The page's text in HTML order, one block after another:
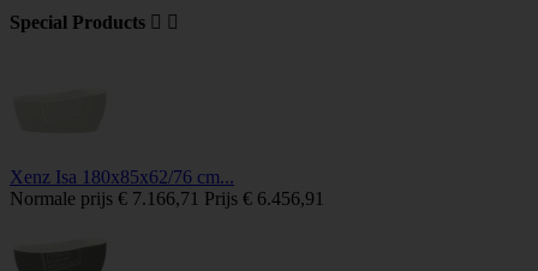
Special Products  
Xenz Isa 180x85x62/76 cm...
Normale prijs € 7.166,71 Prijs € 6.456,91